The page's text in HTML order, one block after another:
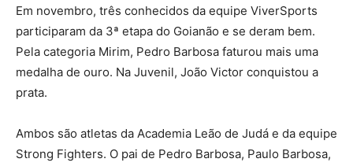
Em novembro, três conhecidos da equipe ViverSports
participaram da 3ª etapa do Goianão e se deram bem.
Pela categoria Mirim, Pedro Barbosa faturou mais uma
medalha de ouro. Na Juvenil, João Victor conquistou a
prata.
Ambos são atletas da Academia Leão de Judá e da equipe
Strong Fighters. O pai de Pedro Barbosa, Paulo Barbosa,